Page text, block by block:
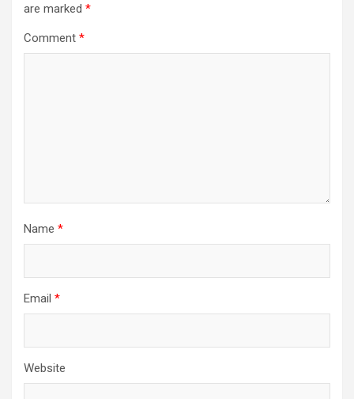
are marked *
Comment *
Name *
Email *
Website